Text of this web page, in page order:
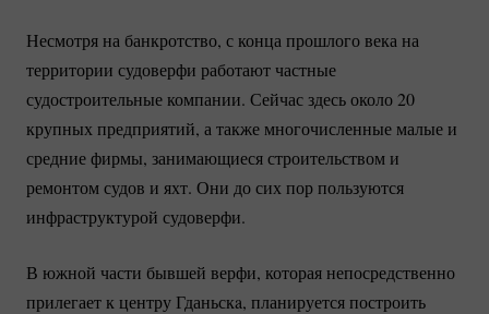
Несмотря на банкротство, с конца прошлого века на
территории судоверфи работают частные
судостроительные компании. Сейчас здесь около 20
крупных предприятий, а также многочисленные малые и
средние фирмы, занимающиеся строительством и
ремонтом судов и яхт. Они до сих пор пользуются
инфраструктурой судоверфи.
В южной части бывшей верфи, которая непосредственно
прилегает к центру Гданьскa, планируется построить